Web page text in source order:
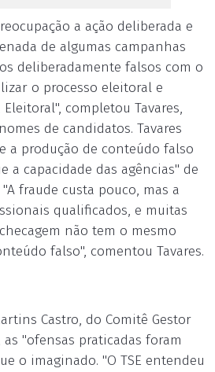
a ação deliberada e
de algumas campanhas
deliberadamente falsos com o
o processo eleitoral e
completou Tavares,
de candidatos. Tavares
a produção de conteúdo falso
a capacidade das agências" de
fraude custa pouco, mas a
qualificados, e muitas
não tem o mesmo
falso", comentou Tavares.
Castro, do Comitê Gestor
"ofensas praticadas foram
o imaginado. "O TSE entendeu